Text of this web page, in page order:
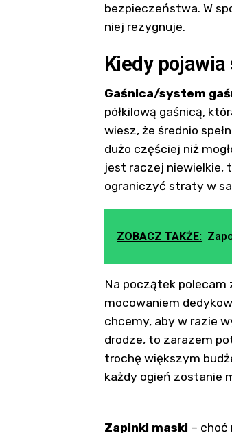
bezpieczeństwa. W
niej rezygnuje.
Kiedy
Gaśnica/system
półkilową gaśnicą,
wiesz, że średnio
dużo częściej niż
jest raczej niewielkie,
ograniczyć straty w
ZOBACZ TAKŻE:
Na początek polecam
mocowaniem
chcemy, aby w razie
drodze, to zarazem
trochę większym
każdy ogień zostanie
Zapinki maski – choć